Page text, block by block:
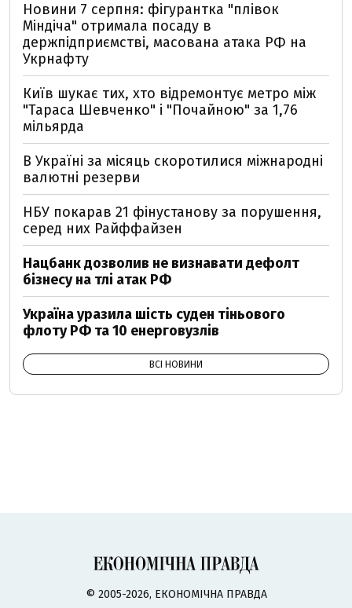
Новини 7 серпня: фігурантка "плівок
Міндіча" отримала посаду в
держпідприємстві, масована атака РФ на
Укрнафту
Київ шукає тих, хто відремонтує метро між
"Тараса Шевченко" і "Почайною" за 1,76
мільярда
В Україні за місяць скоротилися міжнародні
валютні резерви
НБУ покарав 21 фінустанову за порушення,
серед них Райффайзен
Нацбанк дозволив не визнавати дефолт
бізнесу на тлі атак РФ
Україна уразила шість суден тіньового
флоту РФ та 10 енерговузлів
ВСІ НОВИНИ
© 2005-2026, ЕКОНОМІЧНА ПРАВДА